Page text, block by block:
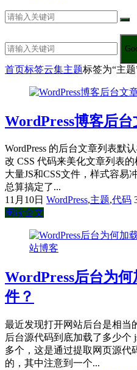
首页标签云集主题标签为“主
WordPress博客后
WordPress 的后台文章列表默
改 CSS 代码来美化文章列表
大量JS和CSS文件，样式容易
总算搞定了...
11月10日 WordPress,主题,代码
阅读全文
站博客
WordPress后台为
件？
最近发现打开网站后台是相当
后台源代码到底加载了多少个
多个，这是通过提取网页源代
的，其中注意到一个...